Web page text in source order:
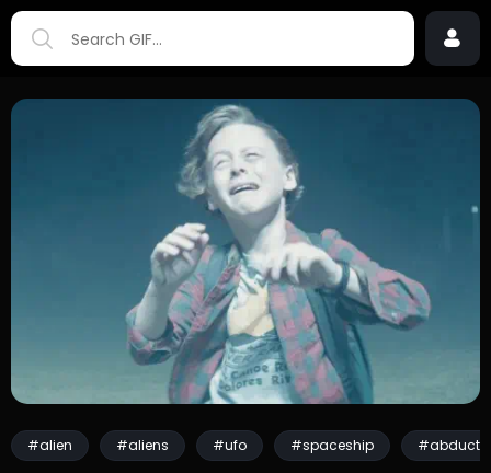
#alien #aliens #ufo #spaceship